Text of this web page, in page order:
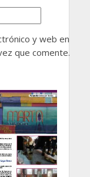
y web en
que comente.